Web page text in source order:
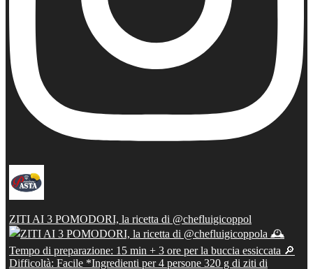
ZITI AI 3 POMODORI, la ricetta di @chefluigicoppol